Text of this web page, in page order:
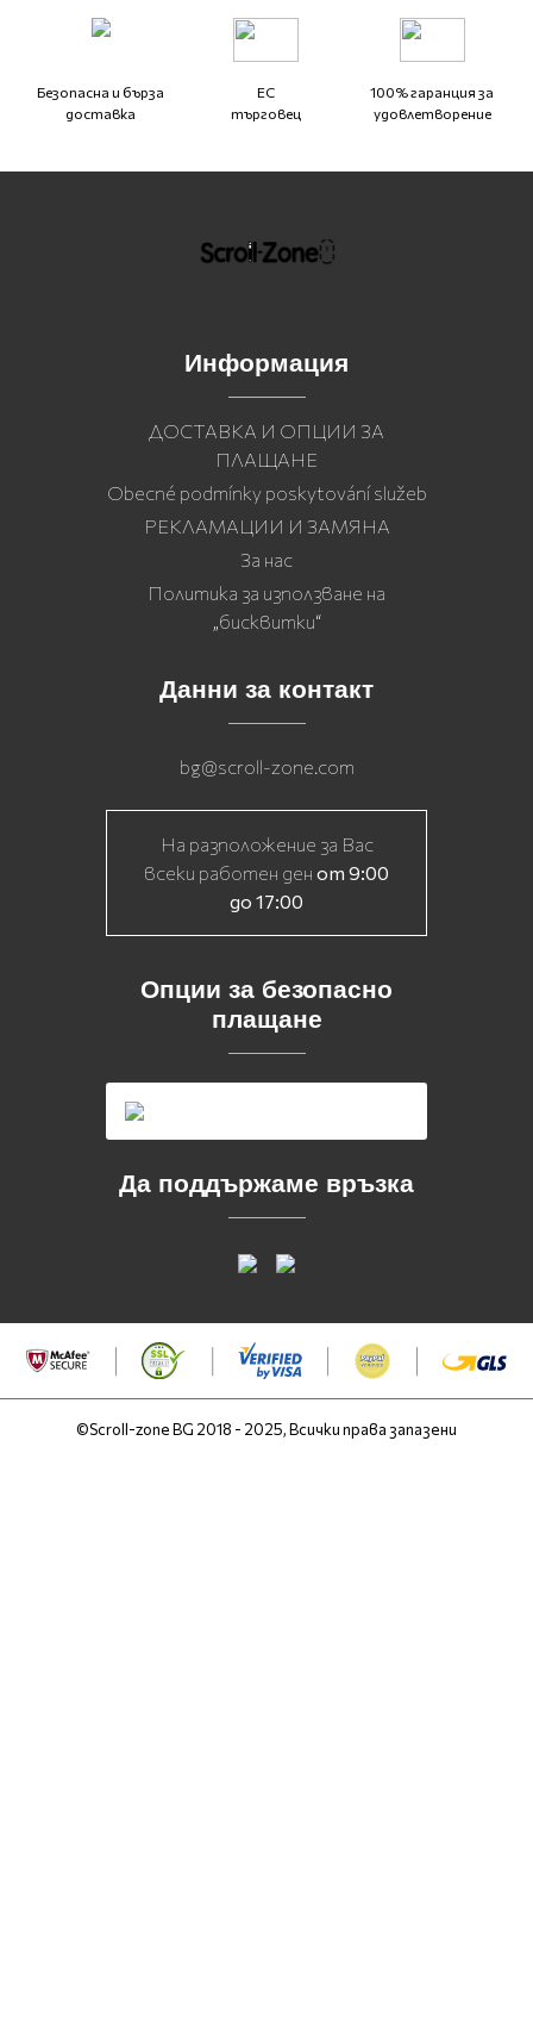
Безопасна и бърза
доставка
ЕС
търговец
100% гаранция за
удовлетворение
Информация
ДОСТАВКА И ОПЦИИ ЗА
ПЛАЩАНЕ
Obecné podmínky poskytování služeb
РЕКЛАМАЦИИ И ЗАМЯНА
За нас
Политика за използване на
„бисквитки“
Данни за контакт
bg@scroll-zone.com
На разположение за Вас
всеки работен ден от 9:00
до 17:00
Опции за безопасно
плащане
Да поддържаме връзка
©Scroll-zone BG 2018 - 2025, Всички права запазени